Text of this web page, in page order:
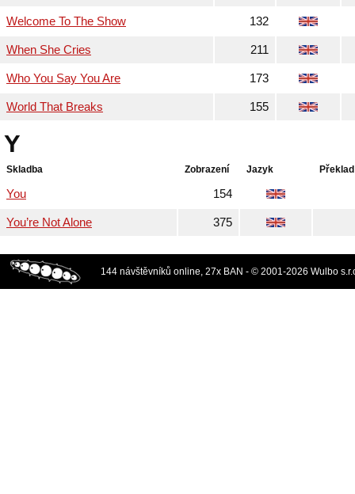
Welcome To The Show 132
When She Cries 211
Who You Say You Are 173
World That Breaks 155
Y
Skladba Zobrazení Jazyk Překlad
You 154
You’re Not Alone 375
144 návštěvníků online, 27x BAN - © 2001-2026 Wulbo